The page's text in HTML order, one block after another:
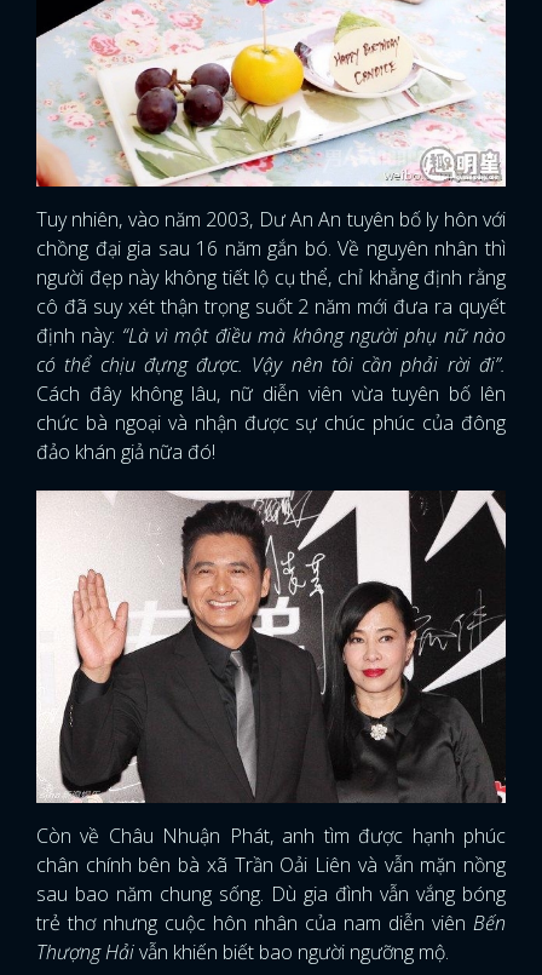
Tuy nhiên, vào năm 2003, Dư An An tuyên bố ly hôn với
chồng đại gia sau 16 năm gắn bó. Về nguyên nhân thì
người đẹp này không tiết lộ cụ thể, chỉ khẳng định rằng
cô đã suy xét thận trọng suốt 2 năm mới đưa ra quyết
định này: “Là vì một điều mà không người phụ nữ nào
có thể chịu đựng được. Vậy nên tôi cần phải rời đi”.
Cách đây không lâu, nữ diễn viên vừa tuyên bố lên
chức bà ngoại và nhận được sự chúc phúc của đông
đảo khán giả nữa đó!
Còn về Châu Nhuận Phát, anh tìm được hạnh phúc
chân chính bên bà xã Trần Oải Liên và vẫn mặn nồng
sau bao năm chung sống. Dù gia đình vẫn vắng bóng
trẻ thơ nhưng cuộc hôn nhân của nam diễn viên Bến
Thượng Hảivẫn khiến biết bao người ngưỡng mộ.